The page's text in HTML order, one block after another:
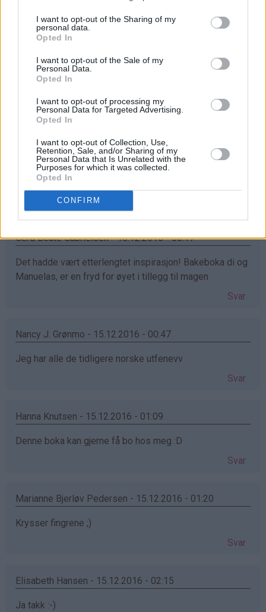
I want to opt-out of the Sharing of my
personal data.
Opted In
I want to opt-out of the Sale of my
Personal Data.
Opted In
I want to opt-out of processing my
Personal Data for Targeted Advertising.
Opted In
I want to opt-out of Collection, Use,
Retention, Sale, and/or Sharing of my
Personal Data that Is Unrelated with the
Purposes for which it was collected.
Opted In
CONFIRM
Svar
Linn Iren - 15.12.2016 - 00:16
God plass til denne boken her. Den kommer til å bli godt
brukt :D
Thea - 15.12.2016 - 00:16
Ja takk, jeg vil veldig gjerne vinne :)
Gerd Beate Gabrielsen - 15.12.2016 - 00:17
Det hadde vært etterlengtet inspirasjon! Bakeboka di og
Manuelas, er en fryd for øyet i tillegg til magen
Svar
Nancy J. Grønmo - 15.12.2016 - 00:47
Jeg har alle de tidligere norske utfenevv
Svar
Hanna Knutsen - 15.12.2016 - 01:09
Denne boka kan gjerne få bo hos meg :D
Svar
Marianne Bjerløv Pedersen - 15.12.2016 - 01:20
Krysser fingrene ;)
Svar
Elisabeth Hansen - 15.12.2016 - 02:15
Ja takk :-)